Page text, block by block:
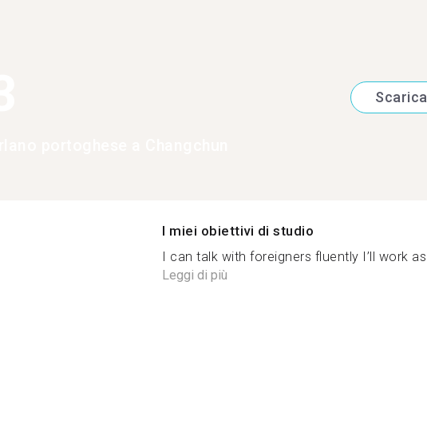
I miei obiettivi di studio
I can talk with foreigners fluently I’ll work as
Leggi di più